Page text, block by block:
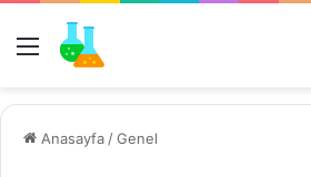
Menü
Anasayfa /Genel